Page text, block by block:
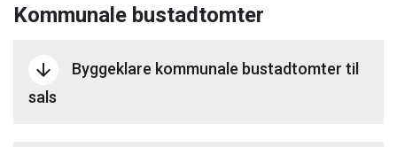
Kommunale bustadtomter
arrow_downward
Byggeklare kommunale bustadtomter til
sals